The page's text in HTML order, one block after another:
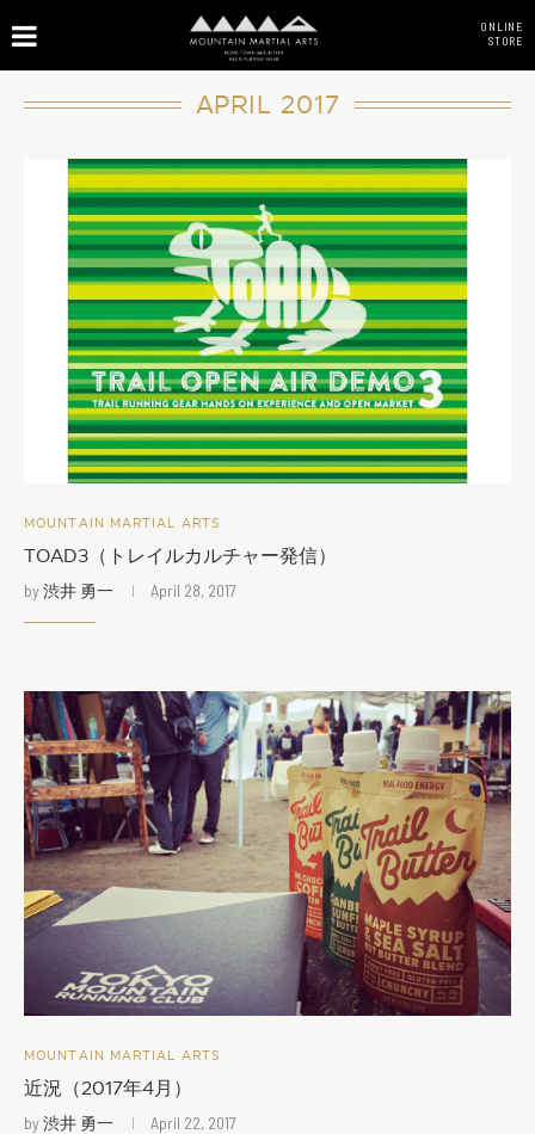
ONLINE
STORE
APRIL 2017
MOUNTAIN MARTIAL ARTS
TOAD3（トレイルカルチャー発信）
by渋井 勇一 April 28, 2017
MOUNTAIN MARTIAL ARTS
近況（2017年4月）
by渋井 勇一 April 22, 2017